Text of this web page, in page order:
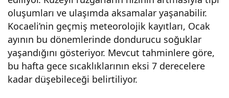
oluşumları ve ulaşımda aksamalar yaşanabilir.
Kocaeli’nin geçmiş meteorolojik kayıtları, Ocak
ayının bu dönemlerinde dondurucu soğuklar
yaşandığını gösteriyor. Mevcut tahminlere göre,
bu hafta gece sıcaklıklarının eksi 7 derecelere
kadar düşebileceği belirtiliyor.